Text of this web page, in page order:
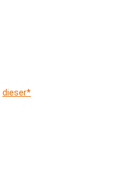
dieser*